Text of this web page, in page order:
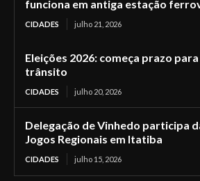
funciona em antiga estação
CIDADES julho 21, 2026
Eleições 2026: começa prazo
trânsito
CIDADES julho 20, 2026
Delegação de Vinhedo participa
Jogos Regionais em Itatiba
CIDADES julho 15, 2026